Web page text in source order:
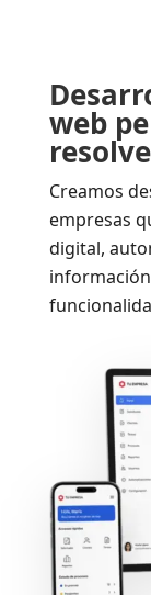
web
Creamos
empresas
digital,